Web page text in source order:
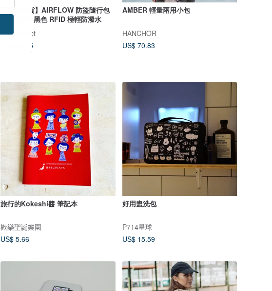
【快速出貨】AIRFLOW 防盜隨行包
+手機背帶 黑色 RFID 極輕防潑水
YUN Select
US$ 20.05
AMBER 輕量兩用小包
HANCHOR
US$ 70.83
旅行的Kokeshi醬 筆記本
歡樂聖誕樂園
US$ 5.66
好用盥洗包
P714星球
US$ 15.59